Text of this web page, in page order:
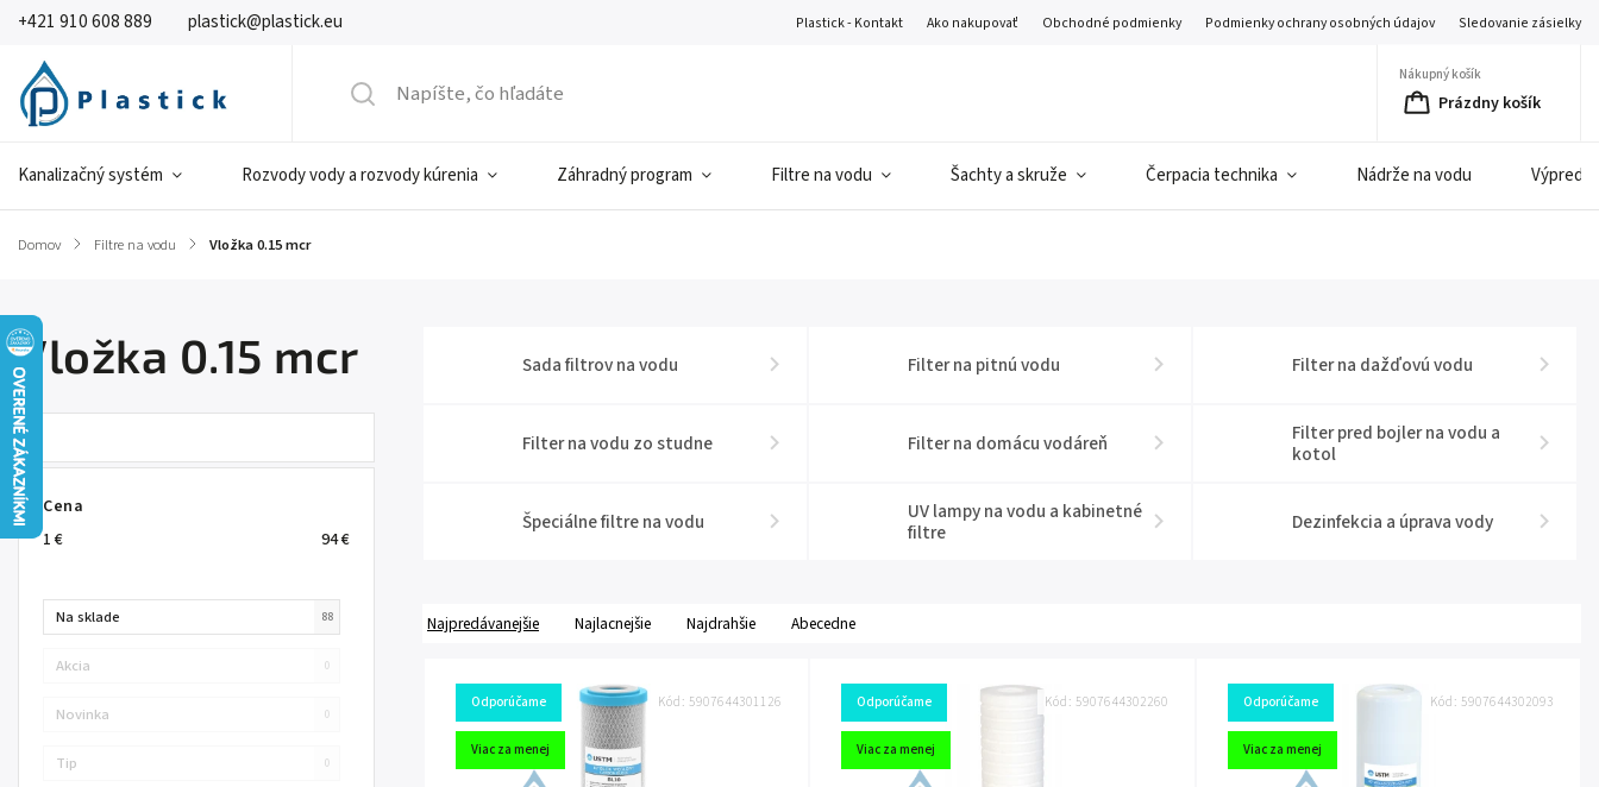
+421 910 608 889 plastick@plastick.eu Plastick - Kontakt Ako nakupovať Obchodné podmienky Podmienky ochrany osobných údajov Sledovanie zásielky
Nákupný košík
Prázdny košík
Kanalizačný systém Rozvody vody a rozvody kúrenia Záhradný program Filtre na vodu Šachty a skruže Čerpacia technika Nádrže na vodu
Domov / Filtre na vodu / Vložka 0.15 mcr
Vložka 0.15 mcr
Cena
1€ 94€
Na sklade 88
Akcia 0
Novinka 0
Tip 0
Sada filtrov na vodu Filter na pitnú vodu Filter na dažďovú vodu
Filter na vodu zo studne Filter na domácu vodáreň
Filter pred bojler na vodu a
kotol
Špeciálne filtre na vodu
UV lampy na vodu a kabinetné
filtre
Dezinfekcia a úprava vody
Najpredávanejšie Najlacnejšie Najdrahšie Abecedne
Odporúčame
Viac za menej
Kód: 5907644301126 Odporúčame
Viac za menej
Kód: 5907644302260 Odporúčame
Viac za menej
Kód: 5907644302093